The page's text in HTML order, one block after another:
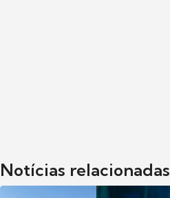
Notícias relacionadas